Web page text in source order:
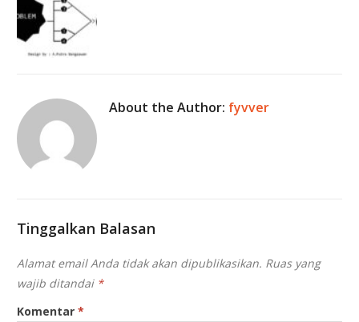
About the Author: fyvver
Tinggalkan Balasan
Alamat email Anda tidak akan dipublikasikan. Ruas yang
wajib ditandai *
Komentar*